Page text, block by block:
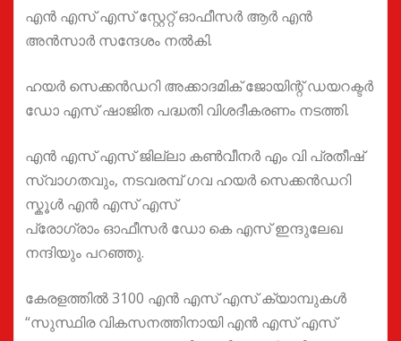
എൻ എസ് എസ് സ്റ്റേറ്റ് ഓഫീസർ ആർ എൻ
അൻസാർ സന്ദേശം നൽകി.
ഹയർ സെക്കൻഡറി അക്കാദമിക് ജോയിന്റ് ഡയറക്ടർ
ഡോ എസ് ഷാജിത പദ്ധതി വിശദീകരണം നടത്തി.
എൻ എസ് എസ് ജില്ലാ കൺവീനർ എം വി പ്രതീഷ്
സ്വാഗതവും, നടവരമ്പ് ഗവ ഹയർ സെക്കൻഡറി
സ്കൂൾ എൻ എസ് എസ്
പ്രോഗ്രാം ഓഫീസർ ഡോ കെ എസ് ഇന്ദുലേഖ
നന്ദിയും പറഞ്ഞു.
കേരളത്തിൽ 3100 എൻ എസ് എസ് ക്യാമ്പുകൾ
“സുസ്ഥിര വികസനത്തിനായി എൻ എസ് എസ്